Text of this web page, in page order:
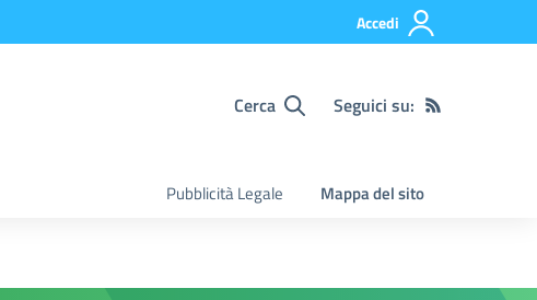
Accedi
Cerca Seguici su:
Pubblicità Legale Mappa del sito